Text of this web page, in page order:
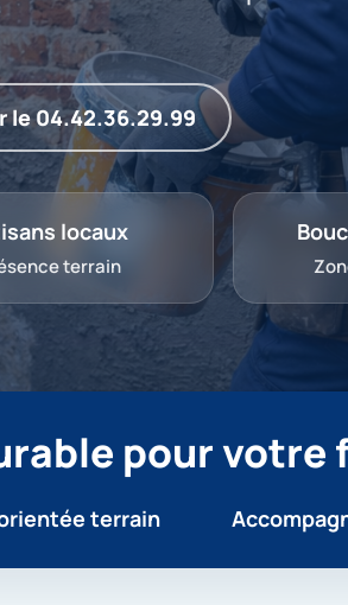
le 04.42.36.29.99
locaux
terrain
pour votre
terrain